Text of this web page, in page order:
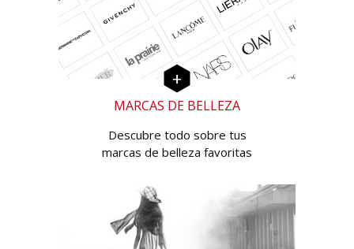
MARCAS DE BELLEZA
Descubre todo sobre tus
marcas de belleza favoritas